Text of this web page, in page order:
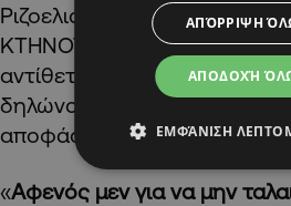
Ριζοελιάς, της ομάδας “Η
ΚΤΗΝΟΤΡΟΦΩΝ”,
αντίθετες τις αγροτικές
δηλώνουν ικανοποιημένες
αποφάσεις.
«Αφενός μεν για να μην
ΑΠΟΔΟΧΉ
ΑΠΌΡΡΙΨΗ
ΕΜΦΆΝΙΣΗ